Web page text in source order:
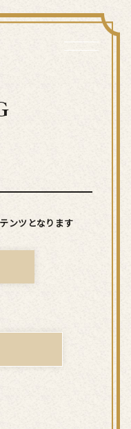
ンツとなります